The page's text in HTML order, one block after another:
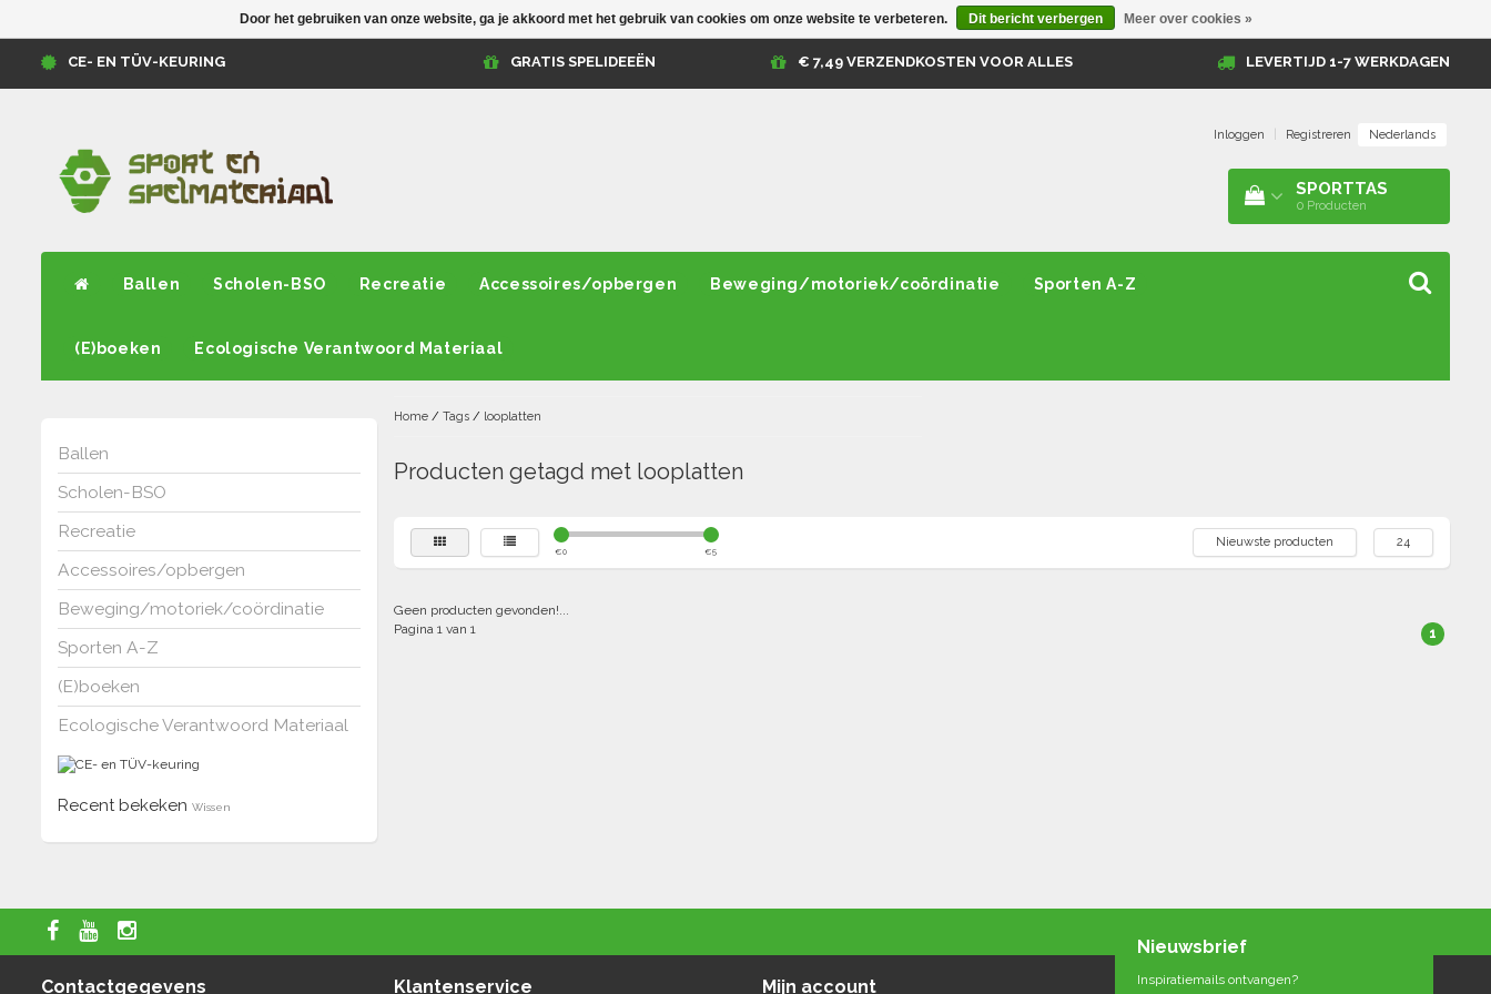
CE- EN TÜV-KEURING GRATIS SPELIDEEËN € 7,49 VERZENDKOSTEN VOOR ALLES LEVERTIJD 1-7 WERKDAGEN
Inloggen Registreren Nederlands
SPORTTAS
0 Producten
Ballen Scholen-BSO Recreatie Accessoires/opbergen Beweging/motoriek/coördinatie Sporten A-Z
(E)boeken Ecologische Verantwoord Materiaal
Ballen
Scholen-BSO
Recreatie
Accessoires/opbergen
Beweging/motoriek/coördinatie
Sporten A-Z
(E)boeken
Ecologische Verantwoord Materiaal
Recent bekeken Wissen
Home/ Tags/ looplatten
Producten getagd met looplatten
€0 €5
Nieuwste producten 24
Geen producten gevonden!...
Pagina 1 van 1
1
Contactgegevens Klantenservice Mijn account
Nieuwsbrief
Inspiratiemails ontvangen?
Door het gebruiken van onze website, ga je akkoord met het gebruik van cookies om onze website te verbeteren. Dit bericht verbergen Meer over cookies »